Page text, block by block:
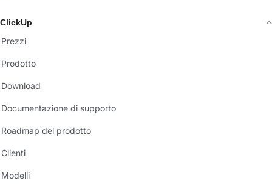
ClickUp
Prezzi
Prodotto
Download
Documentazione di supporto
Roadmap del prodotto
Clienti
Modelli